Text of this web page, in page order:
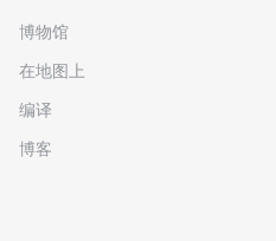
博物馆
在地图上
编译
博客